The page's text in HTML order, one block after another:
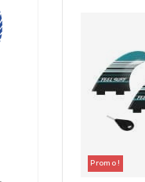
Promo !